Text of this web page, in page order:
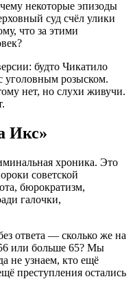
некоторые эпизоды
суд счёл улики
что за этими
будто Чикатило
уголовным розыском.
нет, но слухи живучи.
Икс»
хроника. Это
советской
бюрократизм,
галочки,
ответа — сколько же на
или больше 65? Мы
не узнаем, кто ещё
преступления остались